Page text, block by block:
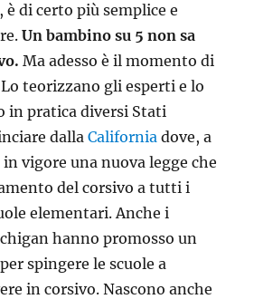
di certo più semplice e
Un bambino su 5 non sa
Ma adesso è il momento di
teorizzano gli esperti e lo
in pratica diversi Stati
dallaCalifornia dove, a
vigore una nuova legge che
del corsivo a tutti i
elementari. Anche i
hanno promosso un
spingere le scuole a
in corsivo. Nascono anche